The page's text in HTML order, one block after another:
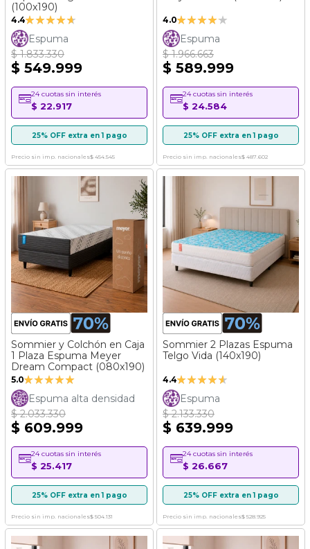
(100x190)
4.4Valoración:
88%
Espuma
$ 1.833.330
$ 549.999
24 cuotas sin interés
$ 22.917
25% OFF extra en 1 pago
Precio sin imp. nacionales$ 454.545
4.0Valoración:
80%
Espuma
$ 1.966.663
$ 589.999
24 cuotas sin interés
$ 24.584
25% OFF extra en 1 pago
Precio sin imp. nacionales$ 487.602
Sommier y Colchón en Caja
1 Plaza Espuma Meyer
Dream Compact (080x190)
5.0Valoración:
100%
Espuma alta densidad
$ 2.033.330
$ 609.999
24 cuotas sin interés
$ 25.417
25% OFF extra en 1 pago
Precio sin imp. nacionales$ 504.131
Sommier 2 Plazas Espuma
Telgo Vida (140x190)
4.4Valoración:
87%
Espuma
$ 2.133.330
$ 639.999
24 cuotas sin interés
$ 26.667
25% OFF extra en 1 pago
Precio sin imp. nacionales$ 528.925